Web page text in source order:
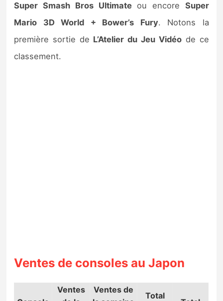
Super Smash Bros Ultimate ou encore Super
Mario 3D World + Bower’s Fury. Notons la
première sortie de L’Atelier du Jeu Vidéode ce
classement.
Ventes de consoles au Japon
Ventes
Ventes de
Total